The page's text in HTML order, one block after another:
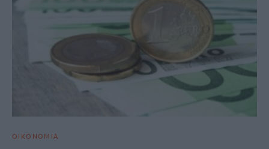
ΟΙΚΟΝΟΜΙΑ